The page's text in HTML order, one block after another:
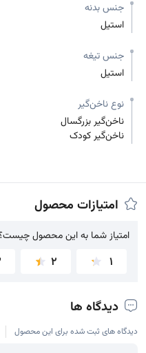
جنس بدنه
استیل
جنس تیغه
استیل
نوع ناخن‌گیر
ناخن‌گیر بزرگسال
ناخن‌گیر کودک
امتیازات محصول
امتیاز شما به این محصول چیست؟
امتیاز شما به این محصول
1
2
دیدگاه ها
دیدگاه های ثبت شده برای این محصول